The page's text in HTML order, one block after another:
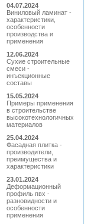
04.07.2024
Виниловый ламинат -
характеристики,
особенности
производства и
применения
12.06.2024
Сухие строительные
смеси -
инъекционные
составы
15.05.2024
Примеры применения
в строительстве
высокотехнологичных
материалов
25.04.2024
Фасадная плитка -
производители,
преимущества и
характеристики
23.01.2024
Деформационный
профиль пвх -
разновидности и
особенности
применения